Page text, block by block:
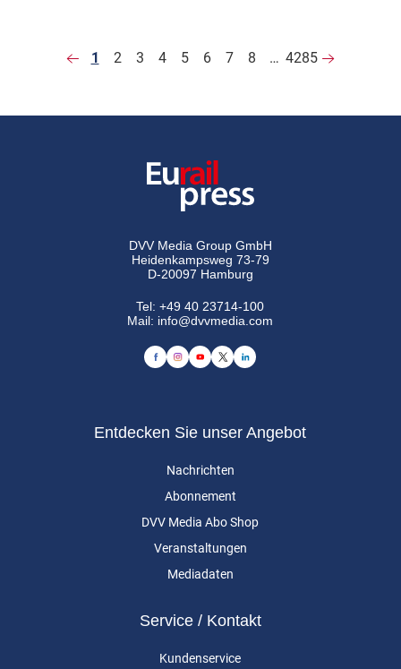
1 2 3 4 5 6 7 8 … 4285
DVV Media Group GmbH
Heidenkampsweg 73-79
D-20097 Hamburg
Tel:+49 40 23714-100
Mail: info@dvvmedia.com
Entdecken Sie unser Angebot
Nachrichten
Abonnement
DVV Media Abo Shop
Veranstaltungen
Mediadaten
Service / Kontakt
Kundenservice